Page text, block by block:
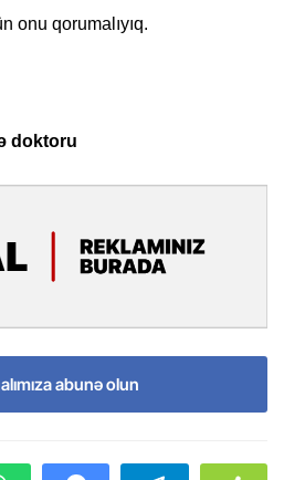
onu qorumalıyıq.
doktoru
abunə olun